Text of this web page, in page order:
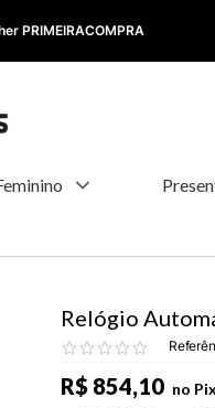
PRIMEIRACOMPRA
Relógio
R$ 854,10 no Pix